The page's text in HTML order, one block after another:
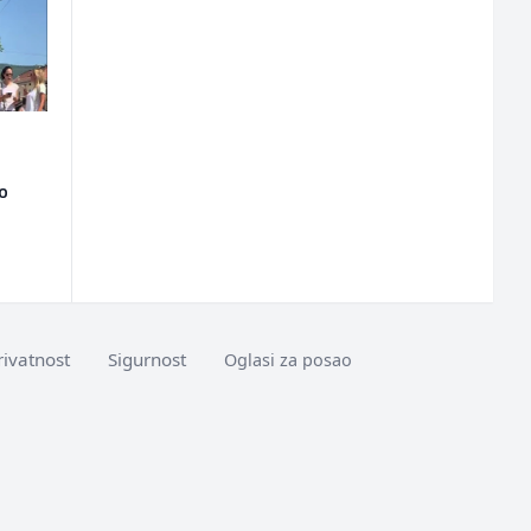
Sigurnost Oglasi za posao